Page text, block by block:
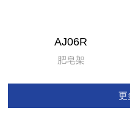
AJ06R
肥皂架
更